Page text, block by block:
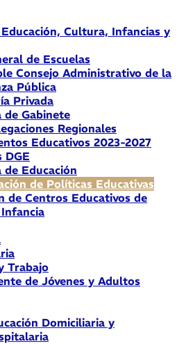
Cultura, Infancias y
de Escuelas
Consejo Administrativo de la
Pública
Privada
Gabinete
Regionales
Educativos 2023-2027
DGE
de Educación
de Políticas Educativas
de Centros Educativos de
Trabajo
de Jóvenes y Adultos
Domiciliaria y